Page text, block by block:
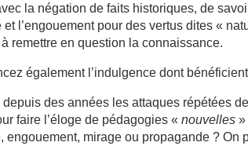
la négation de faits historiques, de
et l’engouement pour des vertus dites «
remettre en question la connaissance.
également l’indulgence dont
depuis des années les attaques répétées
faire l’éloge de pédagogies «nouvelles »
engouement, mirage ou propagande ? On